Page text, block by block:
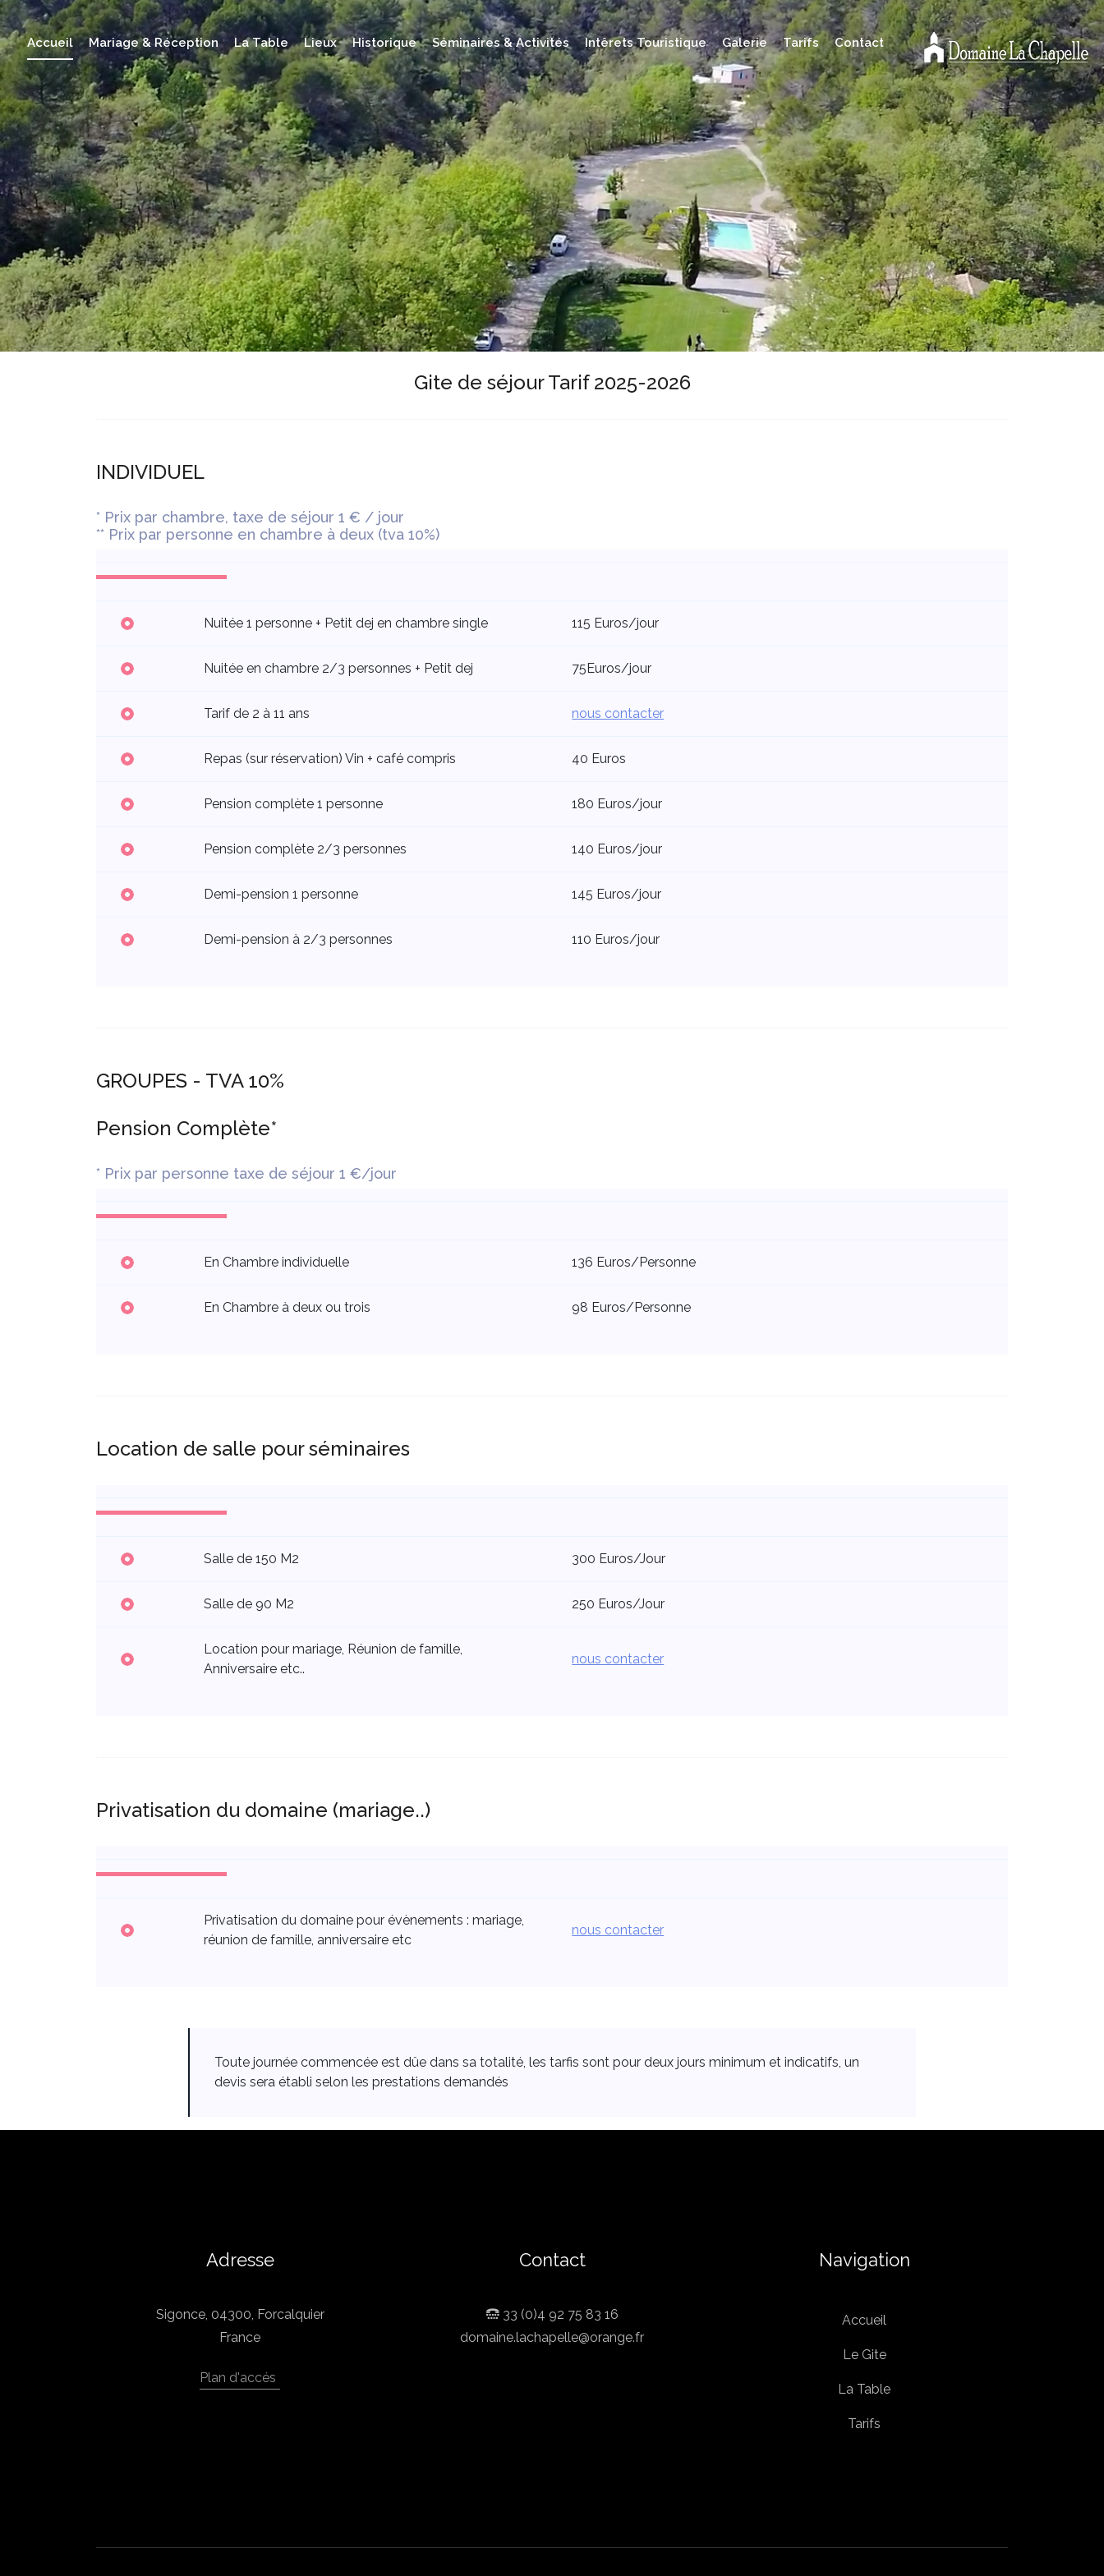
Accueil Mariage & Réception La Table Lieux Historique Séminaires & Activités Intêrets Touristique Galerie Tarifs Contact
Gite de séjour Tarif 2025-2026
INDIVIDUEL
* Prix par chambre, taxe de séjour 1 € / jour
** Prix par personne en chambre à deux (tva 10%)
Nuitée 1 personne + Petit dej en chambre single 115 Euros/jour
Nuitée en chambre 2/3 personnes + Petit dej 75Euros/jour
Tarif de 2 à 11 ans nous contacter
Repas (sur réservation) Vin + café compris 40 Euros
Pension complète 1 personne 180 Euros/jour
Pension complète 2/3 personnes 140 Euros/jour
Demi-pension 1 personne 145 Euros/jour
Demi-pension à 2/3 personnes 110 Euros/jour
GROUPES - TVA 10%
Pension Complète*
* Prix par personne taxe de séjour 1 €/jour
En Chambre individuelle 136 Euros/Personne
En Chambre à deux ou trois 98 Euros/Personne
Location de salle pour séminaires
Salle de 150 M2 300 Euros/Jour
Salle de 90 M2 250 Euros/Jour
Location pour mariage, Réunion de famille,
Anniversaire etc..
nous contacter
Privatisation du domaine (mariage..)
Privatisation du domaine pour évènements : mariage,
réunion de famille, anniversaire etc
nous contacter
Toute journée commencée est dûe dans sa totalité, les tarfis sont pour deux jours minimum et indicatifs, un
devis sera établi selon les prestations demandés
Adresse
Sigonce, 04300, Forcalquier
France
Plan d'accés
Contact
33 (0)4 92 75 83 16
domaine.lachapelle@orange.fr
Navigation
Accueil
Le Gite
La Table
Tarifs